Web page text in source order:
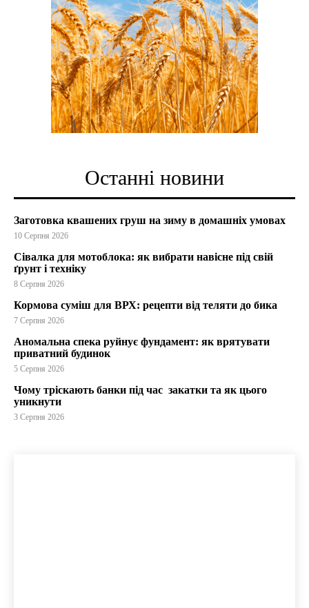
Останні новини
Заготовка квашених груш на зиму в домашніх умовах
10 Серпня 2026
Сівалка для мотоблока: як вибрати навісне під свій
ґрунт і техніку
8 Серпня 2026
Кормова суміш для ВРХ: рецепти від теляти до бика
7 Серпня 2026
Аномальна спека руйнує фундамент: як врятувати
приватний будинок
5 Серпня 2026
Чому тріскають банки під час закатки та як цього
уникнути
3 Серпня 2026